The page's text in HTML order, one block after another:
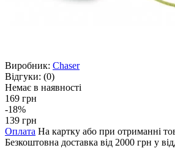
Виробник: Chaser
Відгуки: (0)
Немає в наявності
169 грн
-18%
139 грн
Оплата На картку або при отриманні
Безкоштовна доставка від 2000 грн у